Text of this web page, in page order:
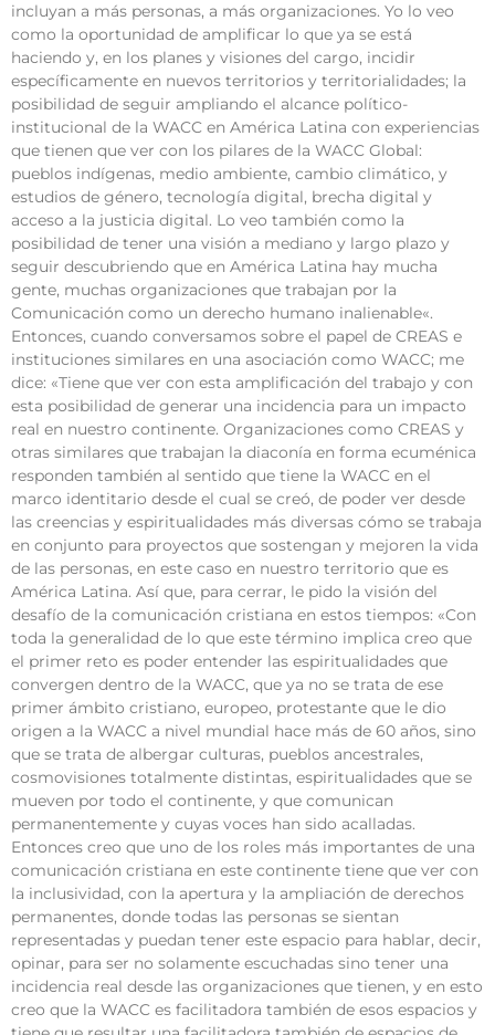
incluyan a más personas, a más organizaciones. Yo lo veo
como la oportunidad de amplificar lo que ya se está
haciendo y, en los planes y visiones del cargo, incidir
específicamente en nuevos territorios y territorialidades; la
posibilidad de seguir ampliando el alcance político-
institucional de la WACC en América Latina con experiencias
que tienen que ver con los pilares de la WACC Global:
pueblos indígenas, medio ambiente, cambio climático, y
estudios de género, tecnología digital, brecha digital y
acceso a la justicia digital. Lo veo también como la
posibilidad de tener una visión a mediano y largo plazo y
seguir descubriendo que en América Latina hay mucha
gente, muchas organizaciones que trabajan por la
Comunicación como un derecho humano inalienable«.
Entonces, cuando conversamos sobre el papel de CREAS e
instituciones similares en una asociación como WACC; me
dice: «Tiene que ver con esta amplificación del trabajo y con
esta posibilidad de generar una incidencia para un impacto
real en nuestro continente. Organizaciones como CREAS y
otras similares que trabajan la diaconía en forma ecuménica
responden también al sentido que tiene la WACC en el
marco identitario desde el cual se creó, de poder ver desde
las creencias y espiritualidades más diversas cómo se trabaja
en conjunto para proyectos que sostengan y mejoren la vida
de las personas, en este caso en nuestro territorio que es
América Latina. Así que, para cerrar, le pido la visión del
desafío de la comunicación cristiana en estos tiempos: «Con
toda la generalidad de lo que este término implica creo que
el primer reto es poder entender las espiritualidades que
convergen dentro de la WACC, que ya no se trata de ese
primer ámbito cristiano, europeo, protestante que le dio
origen a la WACC a nivel mundial hace más de 60 años, sino
que se trata de albergar culturas, pueblos ancestrales,
cosmovisiones totalmente distintas, espiritualidades que se
mueven por todo el continente, y que comunican
permanentemente y cuyas voces han sido acalladas.
Entonces creo que uno de los roles más importantes de una
comunicación cristiana en este continente tiene que ver con
la inclusividad, con la apertura y la ampliación de derechos
permanentes, donde todas las personas se sientan
representadas y puedan tener este espacio para hablar, decir,
opinar, para ser no solamente escuchadas sino tener una
incidencia real desde las organizaciones que tienen, y en esto
creo que la WACC es facilitadora también de esos espacios y